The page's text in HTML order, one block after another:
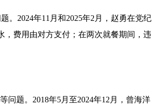
。2024年11月和2025年2月，赵勇在党纪
，费用由对方支付；在两次就餐期间，违
问题。2018年5月至2024年12月，曾海洋